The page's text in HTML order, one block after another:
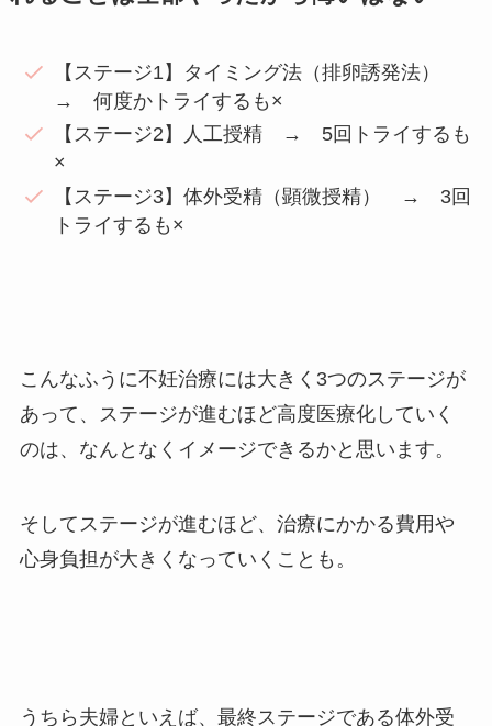
【ステージ1】タイミング法（排卵誘発法）
→ 何度かトライするも×
【ステージ2】人工授精 → 5回トライするも
×
【ステージ3】体外受精（顕微授精） → 3回
トライするも×
こんなふうに不妊治療には大きく3つのステージが
あって、ステージが進むほど高度医療化していく
のは、なんとなくイメージできるかと思います。
そしてステージが進むほど、治療にかかる費用や
心身負担が大きくなっていくことも。
うちら夫婦といえば、最終ステージである体外受